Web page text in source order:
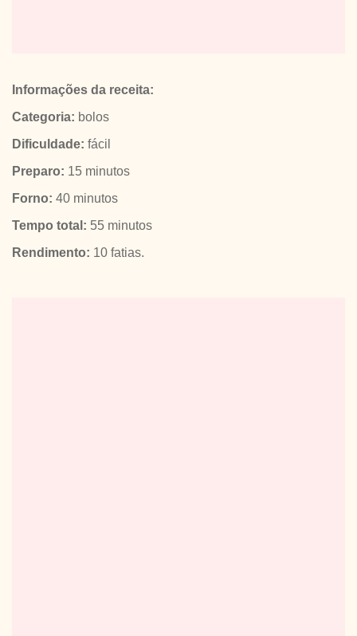
Informações da receita:
Categoria: bolos
Dificuldade: fácil
Preparo: 15 minutos
Forno: 40 minutos
Tempo total: 55 minutos
Rendimento: 10 fatias.